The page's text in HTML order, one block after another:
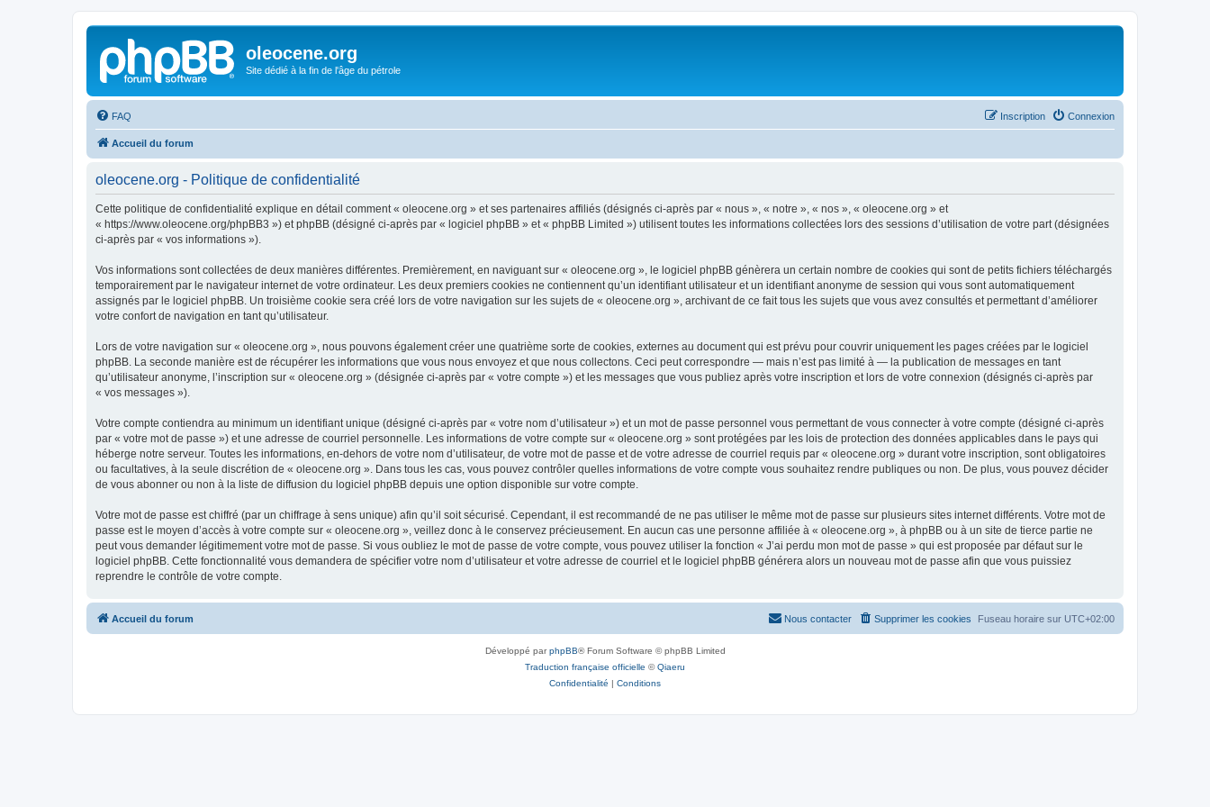
oleocene.org
Site dédié à la fin de l'âge du pétrole
FAQ Connexion
Inscription
Accueil du forum
oleocene.org - Politique de confidentialité
Cette politique de confidentialité explique en détail comment « oleocene.org » et ses partenaires affiliés (désignés ci-après par « nous », « notre », « nos », « oleocene.org » et
« https://www.oleocene.org/phpBB3 ») et phpBB (désigné ci-après par « logiciel phpBB » et « phpBB Limited ») utilisent toutes les informations collectées lors des sessions d’utilisation de votre part (désignées
ci-après par « vos informations »).
Vos informations sont collectées de deux manières différentes. Premièrement, en naviguant sur « oleocene.org », le logiciel phpBB génèrera un certain nombre de cookies qui sont de petits fichiers téléchargés
temporairement par le navigateur internet de votre ordinateur. Les deux premiers cookies ne contiennent qu’un identifiant utilisateur et un identifiant anonyme de session qui vous sont automatiquement
assignés par le logiciel phpBB. Un troisième cookie sera créé lors de votre navigation sur les sujets de « oleocene.org », archivant de ce fait tous les sujets que vous avez consultés et permettant d’améliorer
votre confort de navigation en tant qu’utilisateur.
Lors de votre navigation sur « oleocene.org », nous pouvons également créer une quatrième sorte de cookies, externes au document qui est prévu pour couvrir uniquement les pages créées par le logiciel
phpBB. La seconde manière est de récupérer les informations que vous nous envoyez et que nous collectons. Ceci peut correspondre — mais n’est pas limité à — la publication de messages en tant
qu’utilisateur anonyme, l’inscription sur « oleocene.org » (désignée ci-après par « votre compte ») et les messages que vous publiez après votre inscription et lors de votre connexion (désignés ci-après par
« vos messages »).
Votre compte contiendra au minimum un identifiant unique (désigné ci-après par « votre nom d’utilisateur ») et un mot de passe personnel vous permettant de vous connecter à votre compte (désigné ci-après
par « votre mot de passe ») et une adresse de courriel personnelle. Les informations de votre compte sur « oleocene.org » sont protégées par les lois de protection des données applicables dans le pays qui
héberge notre serveur. Toutes les informations, en-dehors de votre nom d’utilisateur, de votre mot de passe et de votre adresse de courriel requis par « oleocene.org » durant votre inscription, sont obligatoires
ou facultatives, à la seule discrétion de « oleocene.org ». Dans tous les cas, vous pouvez contrôler quelles informations de votre compte vous souhaitez rendre publiques ou non. De plus, vous pouvez décider
de vous abonner ou non à la liste de diffusion du logiciel phpBB depuis une option disponible sur votre compte.
Votre mot de passe est chiffré (par un chiffrage à sens unique) afin qu’il soit sécurisé. Cependant, il est recommandé de ne pas utiliser le même mot de passe sur plusieurs sites internet différents. Votre mot de
passe est le moyen d’accès à votre compte sur « oleocene.org », veillez donc à le conservez précieusement. En aucun cas une personne affiliée à « oleocene.org », à phpBB ou à un site de tierce partie ne
peut vous demander légitimement votre mot de passe. Si vous oubliez le mot de passe de votre compte, vous pouvez utiliser la fonction « J’ai perdu mon mot de passe » qui est proposée par défaut sur le
logiciel phpBB. Cette fonctionnalité vous demandera de spécifier votre nom d’utilisateur et votre adresse de courriel et le logiciel phpBB générera alors un nouveau mot de passe afin que vous puissiez
reprendre le contrôle de votre compte.
Accueil du forum Fuseau horaire sur UTC+02:00
Supprimer les cookies
Nous contacter
Développé parphpBB® Forum Software © phpBB Limited
Traduction française officielle ©Qiaeru
Confidentialité | Conditions